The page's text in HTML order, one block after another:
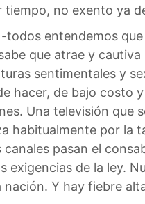
no exento ya
todos entendemos
que atrae y
sentimentales y
hacer, de bajo costo
Una televisión
habitualmente por la
pasan el
exigencias de la ley.
Y hay fiebre